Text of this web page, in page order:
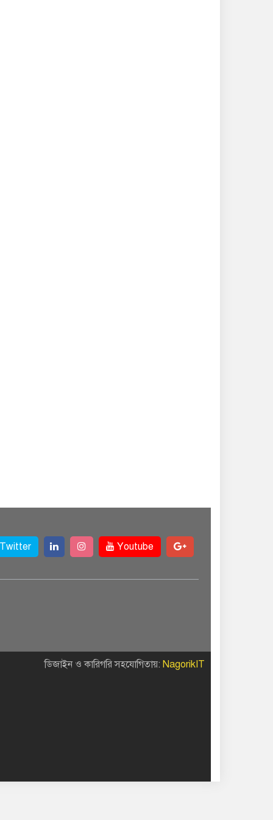
Twitter Youtube
ডিজাইন ও কারিগরি সহযোগিতায়: NagorikIT